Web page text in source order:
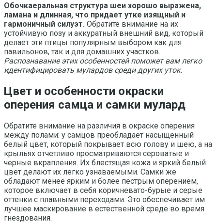
Обочкаеральная структура шеи хорошо выражена,
ламана и длинная, что придает утке изящный и
гармоничный силуэт. Обратите внимание на их
устойчивую позу и аккуратный внешний вид, который
делает эти птицы популярным выбором как для
павильонов, так и для домашних участков.
Распознавание этих особенностей поможет вам легко
идентифицировать мулардов среди других уток.
Цвет и особенности окраски
оперения самца и самки мулард
Обратите внимание на различия в окраске оперения
между полами: у самцов преобладает насыщенный
белый цвет, который покрывает всю голову и шею, а на
крыльях отчетливо просматриваются сероватые и
черные вкрапления. Их блестящая кожа и яркий белый
цвет делают их легко узнаваемыми. Самки же
обладают менее ярким и более пестрым оперением,
которое включает в себя коричневато-бурые и серые
оттенки с плавными переходами. Это обеспечивает им
лучшее маскирование в естественной среде во время
гнездования.